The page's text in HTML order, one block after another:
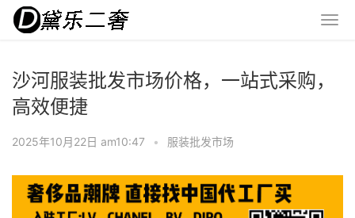
沙河服装批发市场价格，一站式采购，
高效便捷
2025年10月22日 am10:47 • 服装批发市场